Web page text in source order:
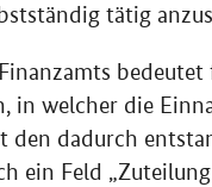
tätig
in welcher die
den dadurch
ein Feld